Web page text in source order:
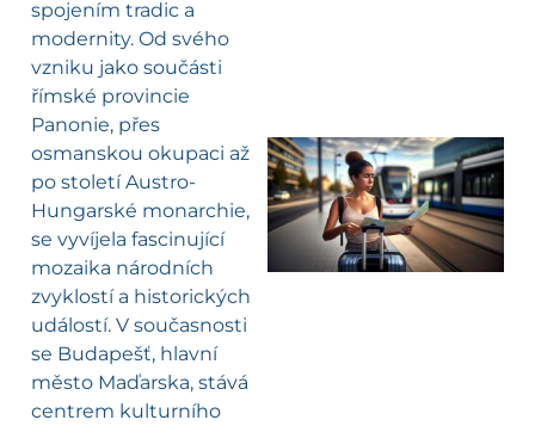
spojením tradic a
modernity. Od svého
vzniku jako součásti
římské provincie
Panonie, přes
osmanskou okupaci až
po století Austro-
Hungarské monarchie,
se vyvíjela fascinující
mozaika národních
zvyklostí a historických
událostí. V současnosti
se Budapešť, hlavní
město Maďarska, stává
centrem kulturního